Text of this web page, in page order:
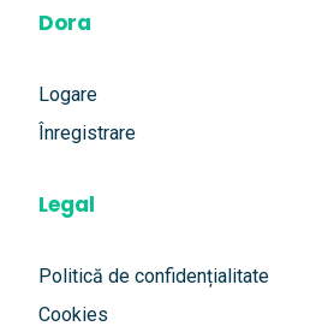
Dora
Logare
Înregistrare
Legal
Politică de confidențialitate
Cookies